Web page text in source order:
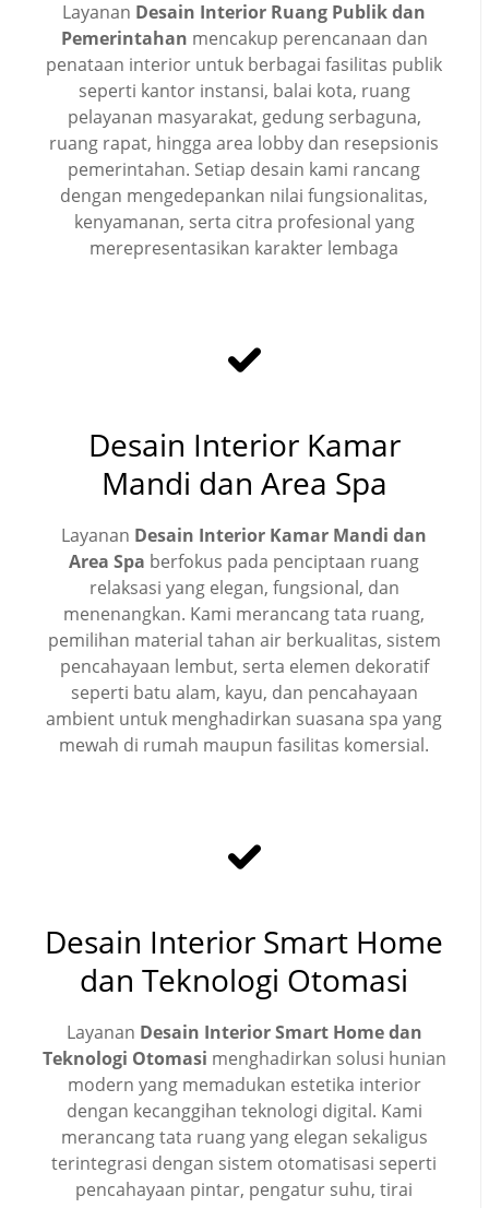
Layanan Desain Interior Ruang Publik dan
Pemerintahan mencakup perencanaan dan
penataan interior untuk berbagai fasilitas publik
seperti kantor instansi, balai kota, ruang
pelayanan masyarakat, gedung serbaguna,
ruang rapat, hingga area lobby dan resepsionis
pemerintahan. Setiap desain kami rancang
dengan mengedepankan nilai fungsionalitas,
kenyamanan, serta citra profesional yang
merepresentasikan karakter lembaga
Desain Interior Kamar
Mandi dan Area Spa
Layanan Desain Interior Kamar Mandi dan
Area Spa berfokus pada penciptaan ruang
relaksasi yang elegan, fungsional, dan
menenangkan. Kami merancang tata ruang,
pemilihan material tahan air berkualitas, sistem
pencahayaan lembut, serta elemen dekoratif
seperti batu alam, kayu, dan pencahayaan
ambient untuk menghadirkan suasana spa yang
mewah di rumah maupun fasilitas komersial.
Desain Interior Smart Home
dan Teknologi Otomasi
Layanan Desain Interior Smart Home dan
Teknologi Otomasi menghadirkan solusi hunian
modern yang memadukan estetika interior
dengan kecanggihan teknologi digital. Kami
merancang tata ruang yang elegan sekaligus
terintegrasi dengan sistem otomatisasi seperti
pencahayaan pintar, pengatur suhu, tirai